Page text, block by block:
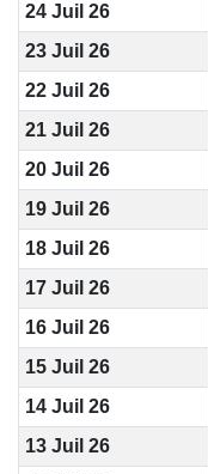
24 Juil 26
23 Juil 26
22 Juil 26
21 Juil 26
20 Juil 26
19 Juil 26
18 Juil 26
17 Juil 26
16 Juil 26
15 Juil 26
14 Juil 26
13 Juil 26